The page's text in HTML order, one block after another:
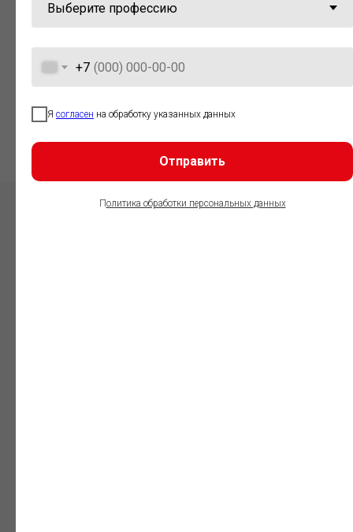
+7
Я согласен на обработку указанных данных
Отправить
Политика обработки персональных данных